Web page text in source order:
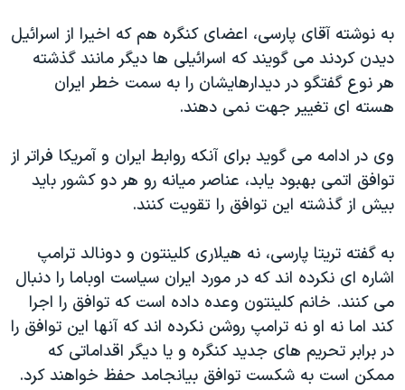
به نوشته آقای پارسی، اعضای کنگره هم که اخیرا از اسرائیل
دیدن کردند می گویند که اسرائيلی ها دیگر مانند گذشته
هر نوع گفتگو در دیدارهایشان را به سمت خطر ایران
هسته ای تغییر جهت نمی دهند.
وی در ادامه می گوید برای آنکه روابط ایران و آمریکا فراتر از
توافق اتمی بهبود یابد، عناصر میانه رو هر دو کشور باید
بیش از گذشته این توافق را تقویت کنند.
به گفته تریتا پارسی، نه هیلاری کلینتون و دونالد ترامپ
اشاره ای نکرده اند که در مورد ایران سیاست اوباما را دنبال
می کنند. خانم کلینتون وعده داده است که توافق را اجرا
کند اما نه او نه ترامپ روشن نکرده اند که آنها این توافق را
در برابر تحریم های جدید کنگره و یا دیگر اقداماتی که
ممکن است به شکست توافق بیانجامد حفظ خواهند کرد.